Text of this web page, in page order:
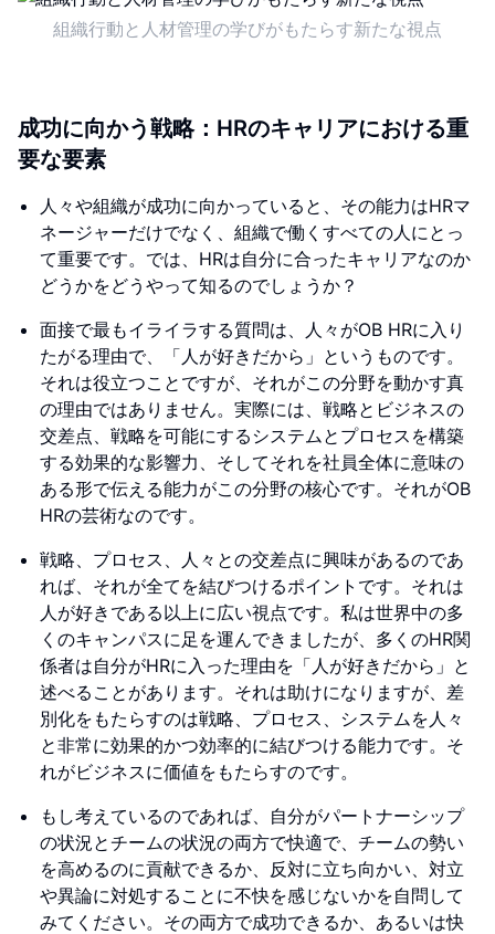
組織行動と人材管理の学びがもたらす新たな視点
成功に向かう戦略：HRのキャリアにおける重
要な要素
人々や組織が成功に向かっていると、その能力はHRマ
ネージャーだけでなく、組織で働くすべての人にとっ
て重要です。では、HRは自分に合ったキャリアなのか
どうかをどうやって知るのでしょうか？
面接で最もイライラする質問は、人々がOB HRに入り
たがる理由で、「人が好きだから」というものです。
それは役立つことですが、それがこの分野を動かす真
の理由ではありません。実際には、戦略とビジネスの
交差点、戦略を可能にするシステムとプロセスを構築
する効果的な影響力、そしてそれを社員全体に意味の
ある形で伝える能力がこの分野の核心です。それがOB
HRの芸術なのです。
戦略、プロセス、人々との交差点に興味があるのであ
れば、それが全てを結びつけるポイントです。それは
人が好きである以上に広い視点です。私は世界中の多
くのキャンパスに足を運んできましたが、多くのHR関
係者は自分がHRに入った理由を「人が好きだから」と
述べることがあります。それは助けになりますが、差
別化をもたらすのは戦略、プロセス、システムを人々
と非常に効果的かつ効率的に結びつける能力です。そ
れがビジネスに価値をもたらすのです。
もし考えているのであれば、自分がパートナーシップ
の状況とチームの状況の両方で快適で、チームの勢い
を高めるのに貢献できるか、反対に立ち向かい、対立
や異論に対処することに不快を感じないかを自問して
みてください。その両方で成功できるか、あるいは快